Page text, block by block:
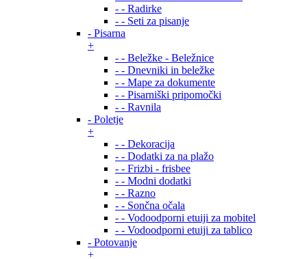
- - Radirke
- - Seti za pisanje
- Pisarna
+
- - Beležke - Beležnice
- - Dnevniki in beležke
- - Mape za dokumente
- - Pisarniški pripomočki
- - Ravnila
- Poletje
+
- - Dekoracija
- - Dodatki za na plažo
- - Frizbi - frisbee
- - Modni dodatki
- - Razno
- - Sončna očala
- - Vodoodporni etuiji za mobitel
- - Vodoodporni etuiji za tablico
- Potovanje
+